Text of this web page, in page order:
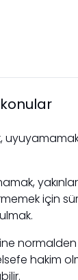
konular
için
hakim